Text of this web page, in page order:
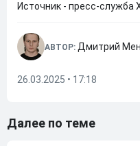
Источник - пресс-служба
АВТОР: Дмитрий
26.03.2025 • 17:18
Далее по теме